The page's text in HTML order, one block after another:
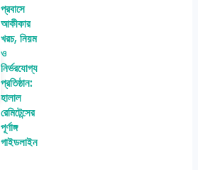
প্রবাসে
আকীকার
খরচ, নিয়ম
ও
নির্ভরযোগ্য
প্রতিষ্ঠান:
হালাল
রেমিটেন্সের
পূর্ণাঙ্গ
গাইডলাইন